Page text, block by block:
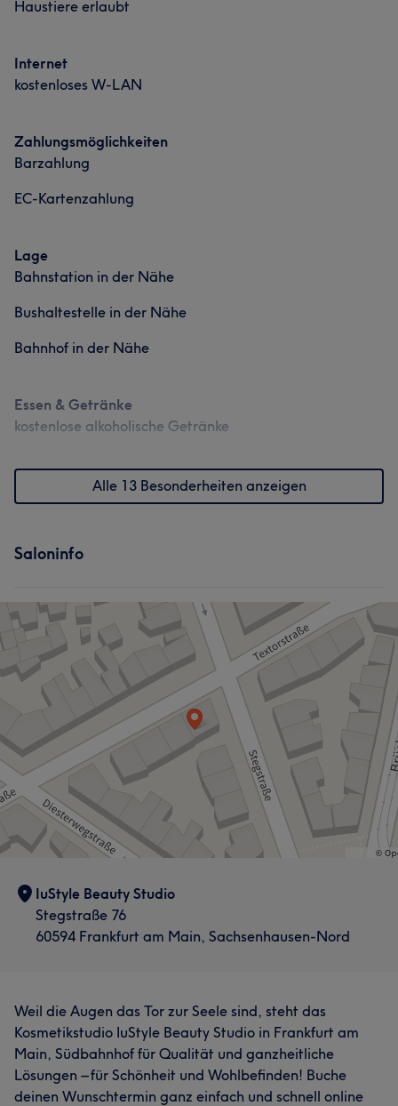
Haustiere erlaubt
Internet
kostenloses W-LAN
Zahlungsmöglichkeiten
Barzahlung
EC-Kartenzahlung
Lage
Bahnstation in der Nähe
Bushaltestelle in der Nähe
Bahnhof in der Nähe
Essen & Getränke
kostenlose alkoholische Getränke
Alle 13 Besonderheiten anzeigen
Saloninfo
IuStyle Beauty Studio
Stegstraße 76
60594 Frankfurt am Main, Sachsenhausen-Nord
Weil die Augen das Tor zur Seele sind, steht das
Kosmetikstudio IuStyle Beauty Studio in Frankfurt am
Main, Südbahnhof für Qualität und ganzheitliche
Lösungen – für Schönheit und Wohlbefinden! Buche
deinen Wunschtermin ganz einfach und schnell online